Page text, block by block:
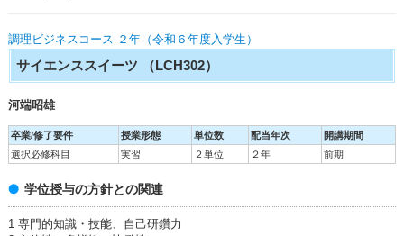
調理ビジネスコース ２年（令和６年度入学生）
サイエンススイーツ （LCH302）
河端昭雄
卒業/修了要件 授業形態 単位数 配当年次
開講期間
選択必修科目
実習 ２単位 ２年 前期
学位授与の方針との関連
1 専門的知識・技能、自己研鑽力